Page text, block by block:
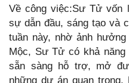
Về công việc:Sư Tử vốn
sự dẫn đầu, sáng tạo và
tuần này, nhờ ảnh
Mộc, Sư Tử có khả
sẵn sàng hỗ trợ, mở
những dự án quan